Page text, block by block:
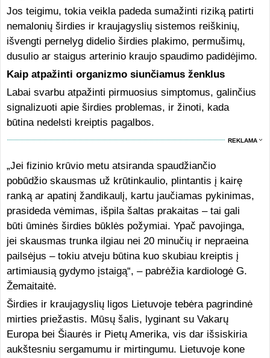
Jos teigimu, tokia veikla padeda sumažinti riziką patirti
nemalonių širdies ir kraujagyslių sistemos reiškinių,
išvengti pernelyg didelio širdies plakimo, permušimų,
dusulio ar staigus arterinio kraujo spaudimo padidėjimo.
Kaip atpažinti organizmo siunčiamus ženklus
Labai svarbu atpažinti pirmuosius simptomus, galinčius
signalizuoti apie širdies problemas, ir žinoti, kada
būtina nedelsti kreiptis pagalbos.
REKLAMA
„Jei fizinio krūvio metu atsiranda spaudžiančio
pobūdžio skausmas už krūtinkaulio, plintantis į kairę
ranką ar apatinį žandikaulį, kartu jaučiamas pykinimas,
prasideda vėmimas, išpila šaltas prakaitas – tai gali
būti ūminės širdies būklės požymiai. Ypač pavojinga,
jei skausmas trunka ilgiau nei 20 minučių ir nepraeina
pailsėjus – tokiu atveju būtina kuo skubiau kreiptis į
artimiausią gydymo įstaigą“, – pabrėžia kardiologė G.
Žemaitaitė.
Širdies ir kraujagyslių ligos Lietuvoje tebėra pagrindinė
mirties priežastis. Mūsų šalis, lyginant su Vakarų
Europa bei Šiaurės ir Pietų Amerika, vis dar išsiskiria
aukštesniu sergamumu ir mirtingumu. Lietuvoje kone